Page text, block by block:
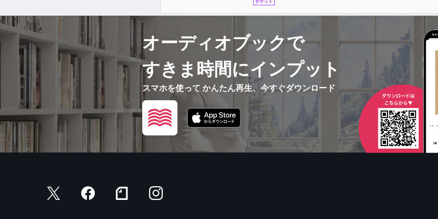
チケット
オーディオブックで
すきま時間にインプット
スマホを使って かんたん再生、今すぐダウンロード